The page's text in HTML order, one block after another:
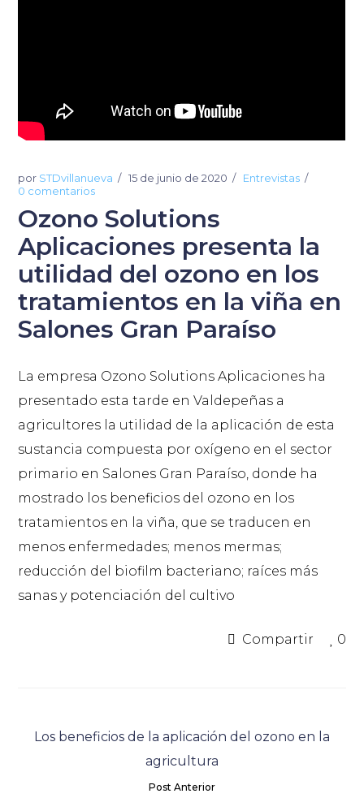
por STDvillanueva 15 de junio de 2020
Entrevistas
0 comentarios
Ozono Solutions
Aplicaciones presenta la
utilidad del ozono en los
tratamientos en la viña en
Salones Gran Paraíso
La empresa Ozono Solutions Aplicaciones ha
presentado esta tarde en Valdepeñas a
agricultores la utilidad de la aplicación de esta
sustancia compuesta por oxígeno en el sector
primario en Salones Gran Paraíso, donde ha
mostrado los beneficios del ozono en los
tratamientos en la viña, que se traducen en
menos enfermedades; menos mermas;
reducción del biofilm bacteriano; raíces más
sanas y potenciación del cultivo
Compartir 0
Los beneficios de la aplicación del ozono en la
agricultura
Post Anterior